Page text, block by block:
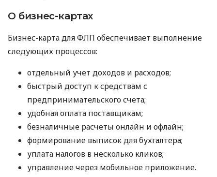
О бизнес-картах
Бизнес-карта для ФЛП обеспечивает выполнение
следующих процессов:
отдельный учет доходов и расходов;
быстрый доступ к средствам с
предпринимательского счета;
удобная оплата поставщикам;
безналичные расчеты онлайн и офлайн;
формирование выписок для бухгалтера;
уплата налогов в несколько кликов;
управление через мобильное приложение.